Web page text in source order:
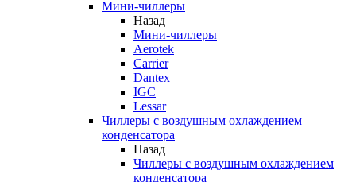
Мини-чиллеры
Назад
Мини-чиллеры
Aerotek
Carrier
Dantex
IGC
Lessar
Чиллеры с воздушным охлаждением
конденсатора
Назад
Чиллеры с воздушным охлаждением
конденсатора